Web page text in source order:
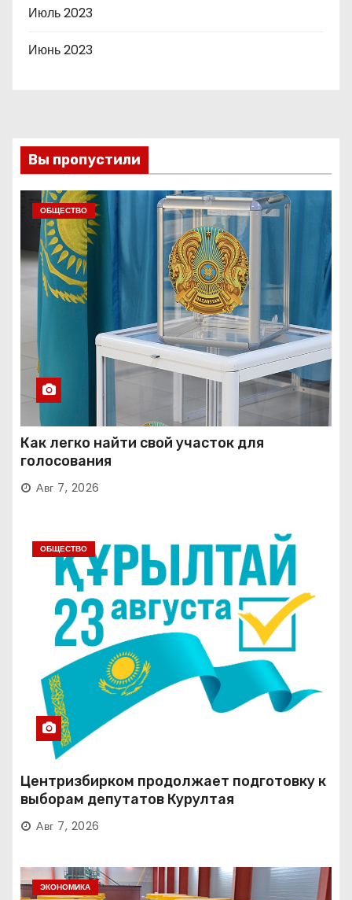
Июль 2023
Июнь 2023
Вы пропустили
ОБЩЕСТВО
Как легко найти свой участок для
голосования
Авг 7, 2026
ОБЩЕСТВО
Центризбирком продолжает подготовку к
выборам депутатов Курултая
Авг 7, 2026
ЭКОНОМИКА